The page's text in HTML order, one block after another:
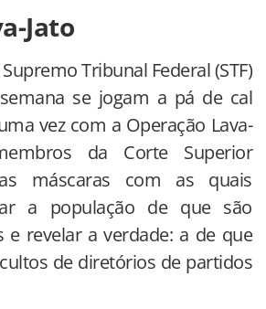
Jato
Tribunal Federal (STF)
se jogam a pá de cal
vez com a Operação Lava-
da Corte Superior
máscaras com as quais
a população de que são
e revelar a verdade: a de que
de diretórios de partidos